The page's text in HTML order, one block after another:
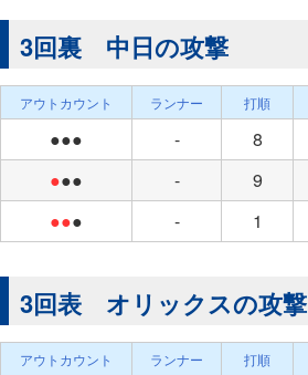
3回裏 中日の攻撃
アウトカウント ランナー 打順
●●● - 8
●●● - 9
●●● - 1
3回表 オリックスの攻撃
アウトカウント ランナー 打順